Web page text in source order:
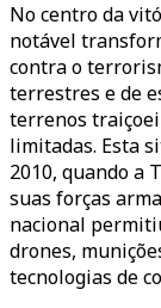
No centro da
notável
contra o
terrestres e de
terrenos
limitadas. Esta
2010, quando a
suas forças
nacional
drones,
tecnologias de